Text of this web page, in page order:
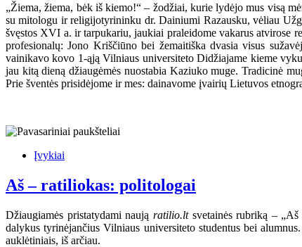
„Žiema, žiema, bėk iš kiemo!“ – žodžiai, kurie lydėjo mus visą
su mitologu ir religijotyrininku dr. Dainiumi Razausku, vėliau
švęstos XVI a. ir tarpukariu, jaukiai praleidome vakarus atvirose
profesionalų: Jono Kriščiūno bei žemaitiška dvasia visus
vainikavo kovo 1-ąją Vilniaus universiteto Didžiajame kieme
jau kitą dieną džiaugėmės nuostabia Kaziuko muge. Tradicinė
Prie šventės prisidėjome ir mes: dainavome įvairių Lietuvos
Įvykiai
Aš – ratiliokas: politologai
Džiaugiamės pristatydami naują ratilio.ltsvetainės rubriką – „Aš
dalykus tyrinėjančius Vilniaus universiteto studentus bei
auklėtiniais, iš arčiau.